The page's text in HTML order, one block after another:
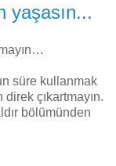
yaşasın...
süre kullanmak
çıkartmayın.
bölümünden